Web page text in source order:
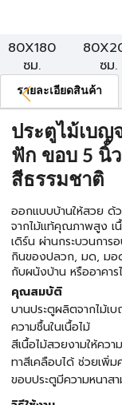
80X180
ซม.
ซม.
รายละเอียดสินค้า
ประตูไม้เบญ
ฟัก ขอบ 5 นิ้
สีธรรมชาติ
ออกแบบบ้านให้สวย ด้
จากไม้แท้คุณภาพสูง เ
เดิร์น ผ่านกระบวนกา
กินของปลวก, มด, มอ
กับผนังบ้าน หรืออาคา
คุณสมบัติ
บานประตูผลิตจากไม้
ความชื้นในเนื้อไม้
สีเนื้อไม้สวยงามให้คว
ทาสีเคลือบได้ ช่วยเพิ่ม
ขอบประตูมีความหนาส